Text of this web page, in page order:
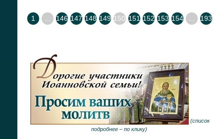
1 146 147 148 149 150 151 152 153 154 193
(список
подробнее – по клику)